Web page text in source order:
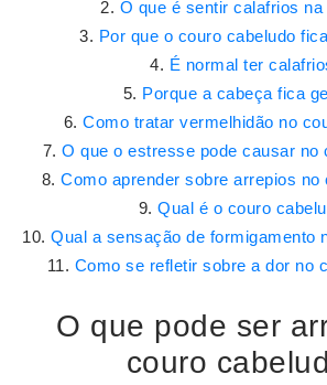
O que é sentir calafrios
Por que o couro cabeludo
É normal ter
Porque a cabeça fica
Como tratar vermelhidão no
O que o estresse pode causar no
Como aprender sobre arrepios no
Qual é o couro
Qual a sensação de formigamento
Como se refletir sobre a dor no
O que pode ser
couro